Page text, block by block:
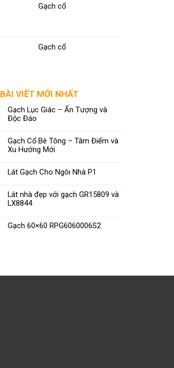
Gạch cổ
Gạch cổ
BÀI VIẾT MỚI NHẤT
Gạch Lục Giác – Ấn Tượng và
Độc Đáo
Gạch Cổ Bê Tông – Tâm Điểm và
Xu Hướng Mới
Lát Gạch Cho Ngôi Nhà P1
Lát nhà đẹp với gạch GR15809 và
LX8844
Gạch 60×60 RPG6060006S2